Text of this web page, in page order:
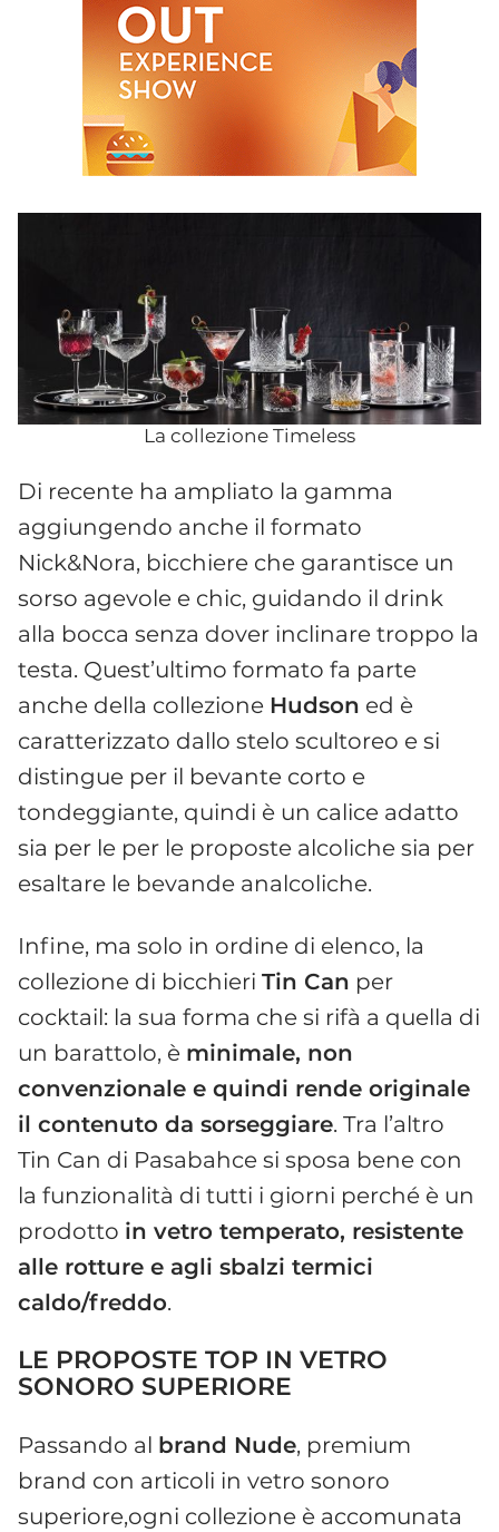
La collezione Timeless
Di recente ha ampliato la gamma
aggiungendo anche il formato
Nick&Nora, bicchiere che garantisce un
sorso agevole e chic, guidando il drink
alla bocca senza dover inclinare troppo la
testa. Quest’ultimo formato fa parte
anche della collezione Hudson ed è
caratterizzato dallo stelo scultoreo e si
distingue per il bevante corto e
tondeggiante, quindi è un calice adatto
sia per le per le proposte alcoliche sia per
esaltare le bevande analcoliche.
Infine, ma solo in ordine di elenco, la
collezione di bicchieri Tin Can per
cocktail: la sua forma che si rifà a quella di
un barattolo, è minimale, non
convenzionale e quindi rende originale
il contenuto da sorseggiare. Tra l’altro
Tin Can di Pasabahce si sposa bene con
la funzionalità di tutti i giorni perché è un
prodotto in vetro temperato, resistente
alle rotture e agli sbalzi termici
caldo/freddo.
LE PROPOSTE TOP IN VETRO
SONORO SUPERIORE
Passando al brand Nude, premium
brand con articoli in vetro sonoro
superiore,ogni collezione è accomunata